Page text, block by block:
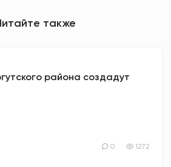
также
района создадут
0 1272